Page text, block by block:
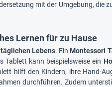
mit der Umgebung, die
Lernen für zu Hause
Lebens. Ein Montessori
Tablett kann beispielsweise ein
hilft den Kindern, ihre Hand-
durchführen. Zudem